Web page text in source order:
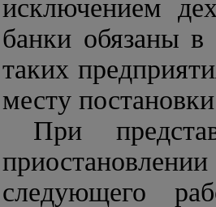
исключением
банки обязаны
таких
месту
При
следующего